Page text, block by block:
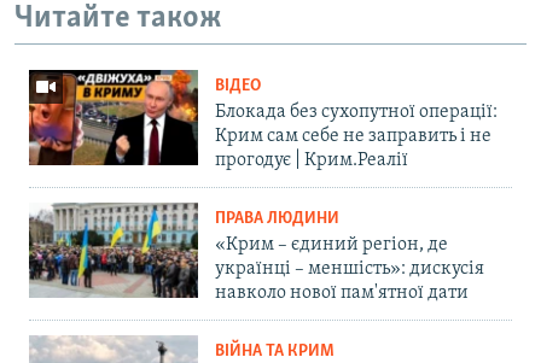
Читайте також
ВІДЕО
Блокада без сухопутної операції:
Крим сам себе не заправить і не
прогодує | Крим.Реалії
ПРАВА ЛЮДИНИ
«Крим – єдиний регіон, де
українці – меншість»: дискусія
навколо нової пам'ятної дати
ВІЙНА ТА КРИМ